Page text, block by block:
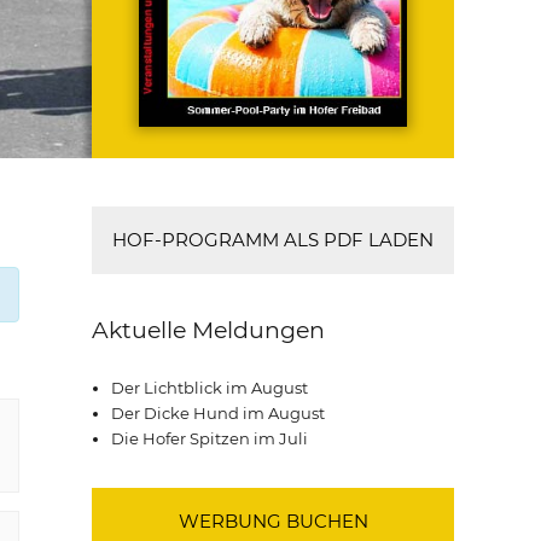
HOF-PROGRAMM ALS PDF LADEN
Aktuelle Meldungen
Der Lichtblick im August
Der Dicke Hund im August
Die Hofer Spitzen im Juli
WERBUNG BUCHEN